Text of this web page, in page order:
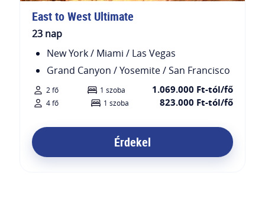
East to West Ultimate
23 nap
New York / Miami / Las Vegas
Grand Canyon / Yosemite / San Francisco
2 fő 1 szoba 1.069.000 Ft-tól/fő
4 fő 1 szoba 823.000 Ft-tól/fő
Érdekel